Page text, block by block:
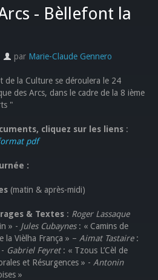
- Bèllefont la
par Marie-Claude Gennero
de la Culture se déroulera le 24
des Arcs, dans le cadre de la 8 ième
"
cliquez sur les liens :
pdf
:
(matin & après-midi)
& Textes : Roger Lassaque
» - Jules Cubaynes: « Camins de
la Vièlha França » – Aimat Tastaire:
Gabriel Feyret: « Tzous L’Cèl de
et Résurgences » - Antonin
»